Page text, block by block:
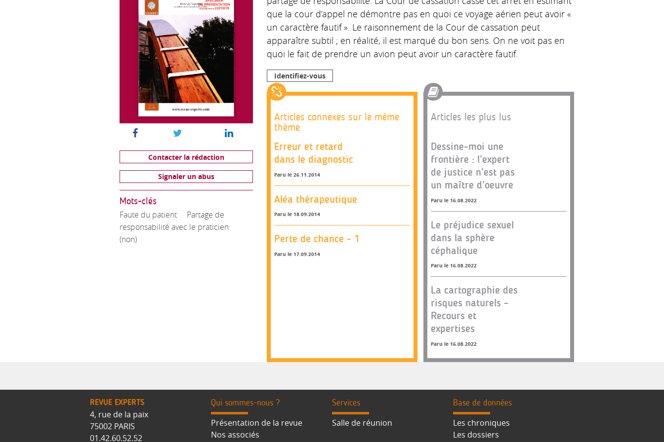
Contacter la rédaction
Signaler un abus
Mots-clés
Faute du patient
Partage de
responsabilité avec le praticien
(non)
que la cour d’appel ne démontre pas en quoi ce voyage aérien peut avoir «
un caractère fautif ». Le raisonnement de la Cour de cassation peut
apparaître subtil ; en réalité, il est marqué du bon sens. On ne voit pas en
quoi le fait de prendre un avion peut avoir un caractère fautif.
Identifiez-vous
Articles connexes sur le même
thème
Erreur et retard
dans le diagnostic
Paru le 26.11.2014
Aléa thérapeutique
Paru le 18.09.2014
Perte de chance - 1
Paru le 17.09.2014
Articles les plus lus
Dessine-moi une
frontière : l’expert
de justice n’est pas
un maître d’oeuvre
Paru le 16.08.2022
Le préjudice sexuel
dans la sphère
céphalique
Paru le 16.08.2022
La cartographie des
risques naturels –
Recours et
expertises
Paru le 16.08.2022
REVUE EXPERTS
4, rue de la paix
75002 PARIS
01.42.60.52.52
Qui sommes-nous ?
Présentation de la revue
Nos associés
Services
Salle de réunion
Base de données
Les chroniques
Les dossiers